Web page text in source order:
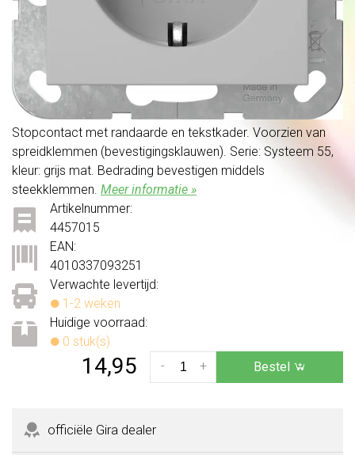
Stopcontact met randaarde en tekstkader. Voorzien van
spreidklemmen (bevestigingsklauwen). Serie: Systeem 55,
kleur: grijs mat. Bedrading bevestigen middels
steekklemmen. Meer informatie »
Verwachte levertijd:
1-2 weken
Huidige voorraad:
0 stuk(s)
Artikelnummer:
4457015
EAN:
4010337093251
14,95 +
- Bestel
officiële Gira dealer